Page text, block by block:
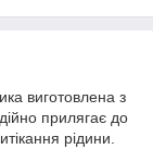
виготовлена з
прилягає до
рідини.